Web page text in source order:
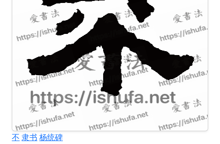
不 隶书 杨统碑